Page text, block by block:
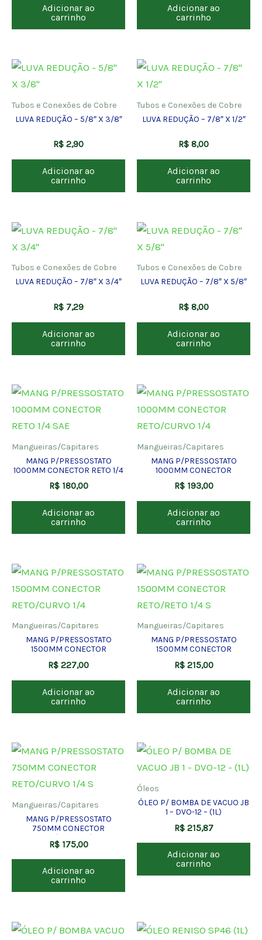
Adicionar ao
carrinho
Adicionar ao
carrinho
Tubos e Conexões de Cobre
LUVA REDUÇÃO – 5/8″ X 3/8″
R$ 2,90
Adicionar ao
carrinho
Tubos e Conexões de Cobre
LUVA REDUÇÃO – 7/8″ X 1/2″
R$ 8,00
Adicionar ao
carrinho
Tubos e Conexões de Cobre
LUVA REDUÇÃO – 7/8″ X 3/4″
R$ 7,29
Adicionar ao
carrinho
Tubos e Conexões de Cobre
LUVA REDUÇÃO – 7/8″ X 5/8″
R$ 8,00
Adicionar ao
carrinho
Mangueiras/Capitares
MANG P/PRESSOSTATO
1000MM CONECTOR RETO 1/4
R$180,00
Adicionar ao
carrinho
Mangueiras/Capitares
MANG P/PRESSOSTATO
1000MM CONECTOR
RETO/CURVO 1/4
R$193,00
Adicionar ao
carrinho
Mangueiras/Capitares
MANG P/PRESSOSTATO
1500MM CONECTOR
RETO/CURVO 1/4
R$ 227,00
Adicionar ao
carrinho
Mangueiras/Capitares
MANG P/PRESSOSTATO
1500MM CONECTOR
RETO/RETO 1/4 S
R$215,00
Adicionar ao
carrinho
Mangueiras/Capitares
MANG P/PRESSOSTATO
750MM CONECTOR
RETO/CURVO 1/4 S
R$175,00
Adicionar ao
carrinho
Óleos
ÓLEO P/ BOMBA DE VACUO JB
1 – DVO-12 – (1L)
R$215,87
Adicionar ao
carrinho